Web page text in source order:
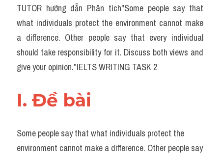
Task 2
Từ vựng theo topic
Từ vựng theo Topic
Map
Environment
TUTOR hướng dẫn Phân tích"Some people say that
what individuals protect the environment cannot make
a difference. Other people say that every individual
should take responsibility for it. Discuss both views and
give your opinion."IELTS WRITING TASK 2
I. Đề bài
Some people say that what individuals protect the
environment cannot make a difference. Other people say